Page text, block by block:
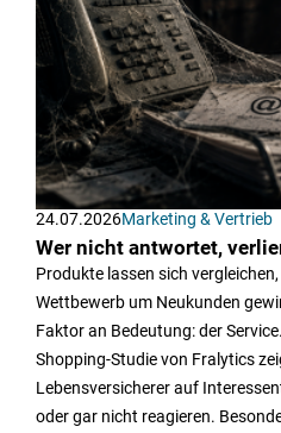
24.07.2026Marketing & Vertrieb
Wer nicht antwortet,
Produkte lassen sich
Wettbewerb um Neukunden
Faktor an Bedeutung: der
Shopping-Studie von Fralytics
Lebensversicherer auf
oder gar nicht reagieren.